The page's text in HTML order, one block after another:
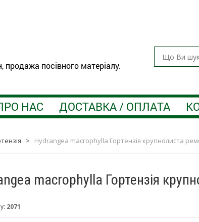
посівного матеріалу.
НАС ДОСТАВКА / ОПЛАТА
> Hydrangea macrophylla Гортензія крупнолиста
macrophylla Гортензія
2071